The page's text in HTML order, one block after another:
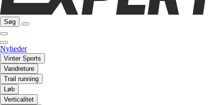
Søg
Nyheder
Vinter Sports
Vandreture
Trail running
Løb
Verticalitet